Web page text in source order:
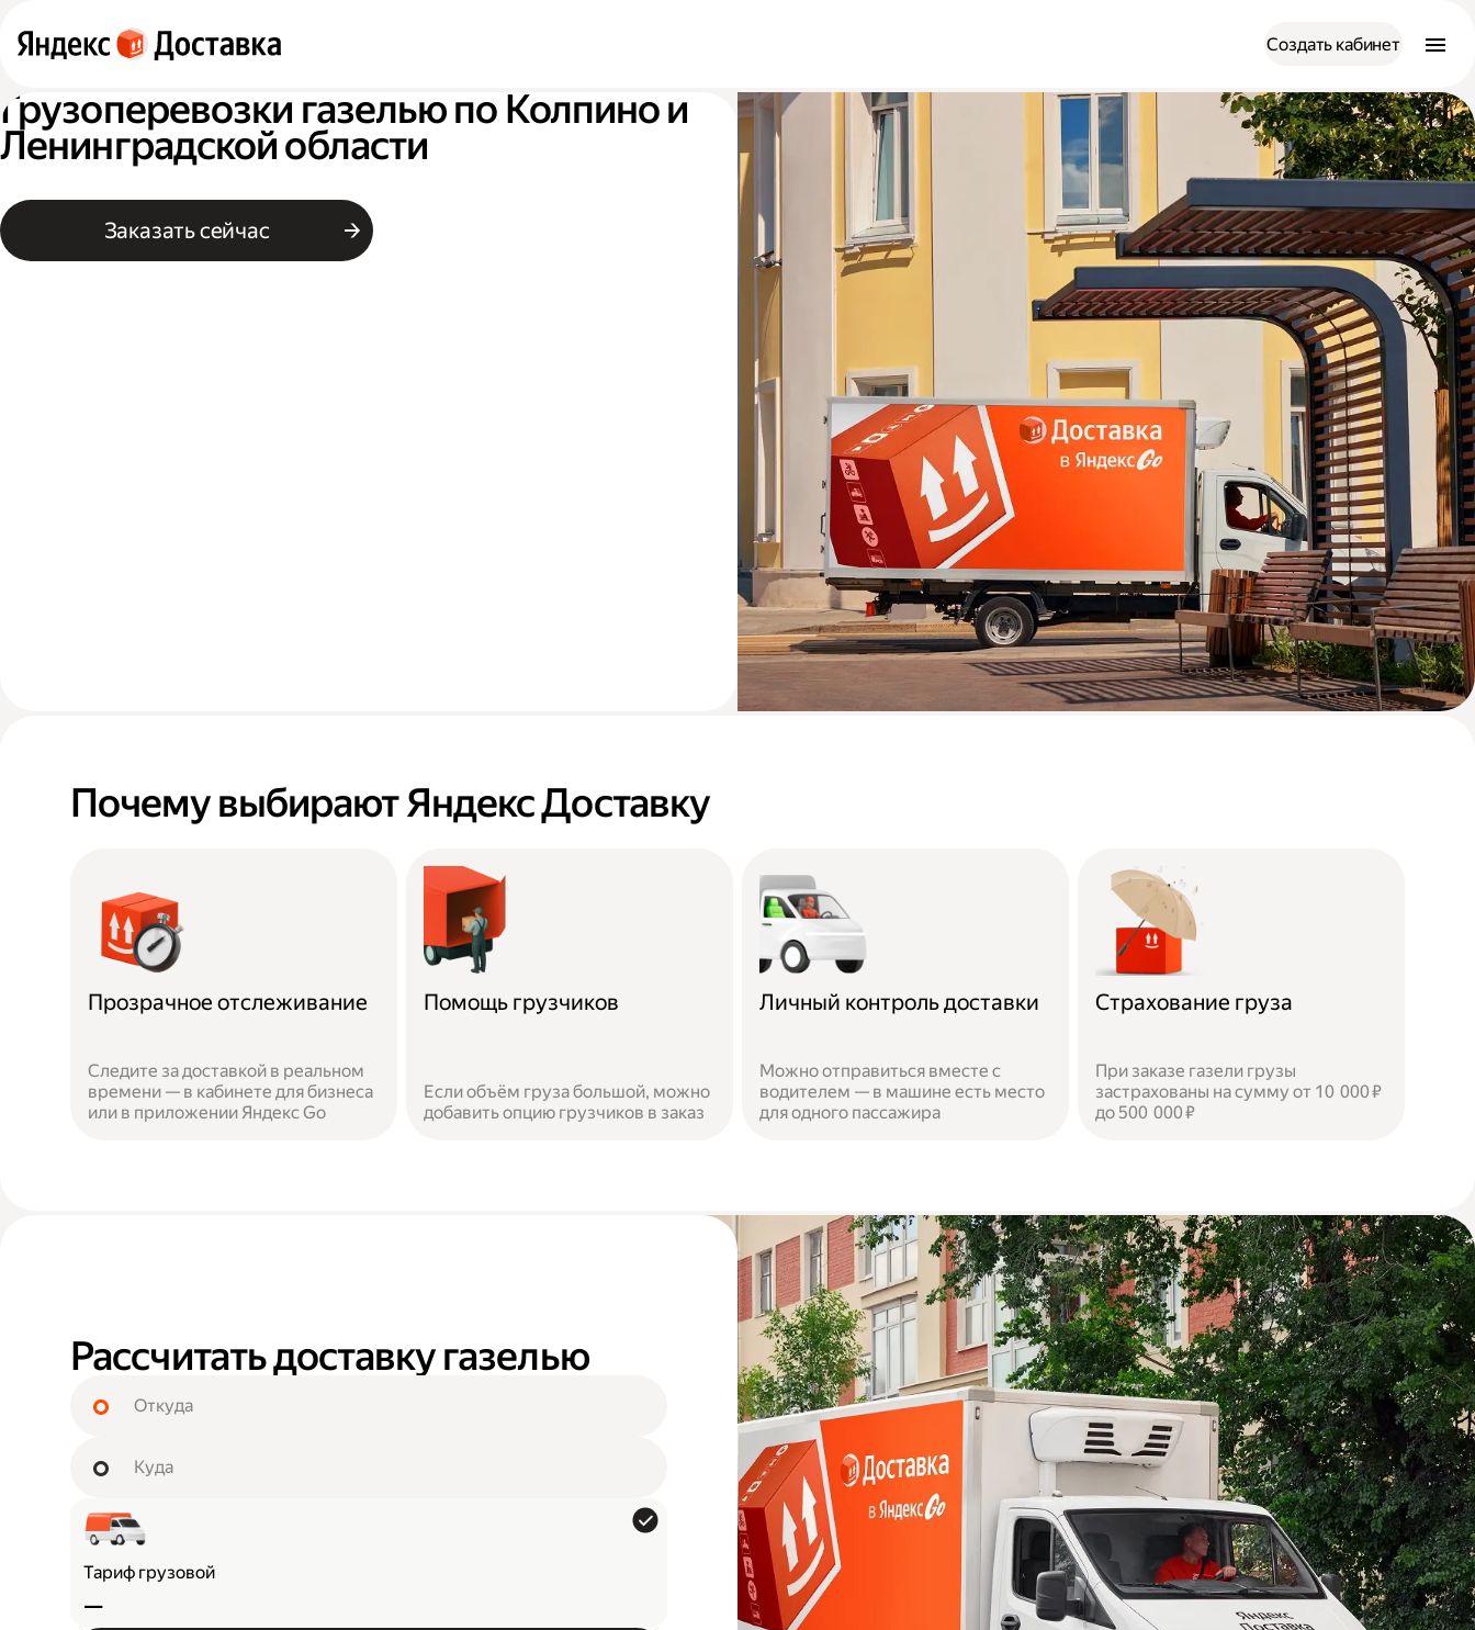
Создать кабинет
Грузоперевозки газелью по Колпино и
Ленинградской области
Заказать сейчас
Почему выбирают Яндекс Доставку
Прозрачное отслеживание
Следите за доставкой в реальном
времени — в кабинете для бизнеса
или в приложении Яндекс Go
Помощь грузчиков
Если объём груза большой, можно
добавить опцию грузчиков в заказ
Личный контроль доставки
Можно отправиться вместе с
водителем — в машине есть место
для одного пассажира
Страхование груза
При заказе газели грузы
застрахованы на сумму от 10 000 ₽
до 500 000 ₽
Рассчитать доставку газелью
Тариф грузовой
—